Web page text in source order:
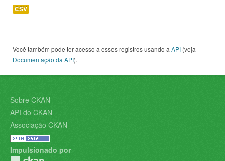
CSV
Você também pode ter acesso a esses registros usando a API (veja
Documentação da API).
Sobre CKAN
API do CKAN
Associação CKAN
Impulsionado por